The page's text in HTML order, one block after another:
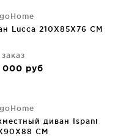
Lucca 210X85X76 CM
000 руб
диван Ispani
CM